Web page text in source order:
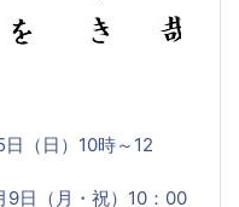
（日）10時～12
日（月・祝）10：00